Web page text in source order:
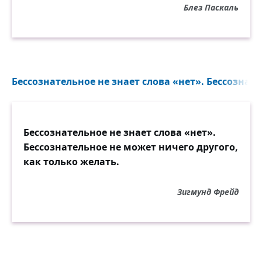
Блез Паскаль
Бессознательное не знает слова «нет».
Бессознательное не знает слова «нет».
Бессознательное не может ничего другого,
как только желать.
Зигмунд Фрейд